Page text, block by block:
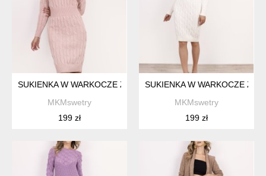
SUKIENKA W WARKOCZE Z DŁUGIM RĘKAWEM - SUK010 RÓŻ
MKMswetry
199 zł
SUKIENKA W WARKOCZE Z
MKMswetry
199 zł